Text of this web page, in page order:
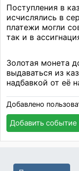
Поступления в
исчислялись в
платежи могли
так и в
Золотая монета
выдаваться из
надбавкой от её
Добавлено
Добавить событие